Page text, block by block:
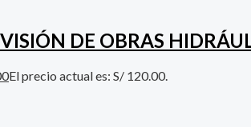
DE OBRAS
El precio actual es: S/ 120.00.